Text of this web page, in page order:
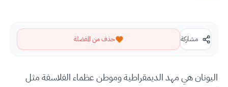
مشاركة حذف من المفضلة
اليونان هي مهد الديمقراطية وموطن عظماء الفلاسفة مثل